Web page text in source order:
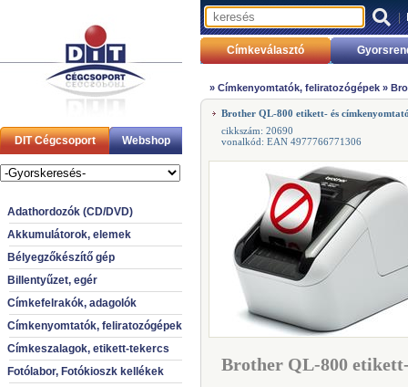
DIT Cégcsoport Webshop
Adathordozók (CD/DVD)
Akkumulátorok, elemek
Bélyegzőkészítő gép
Billentyűzet, egér
Címkefelrakók, adagolók
Címkenyomtatók, feliratozógépek
Címkeszalagok, etikett-tekercs
Fotólabor, Fotókioszk kellékek
|
Címkeválasztó
» Címkenyomtatók, feliratozógépek »
Brother QL-800 etikett- és
cikkszám: 20690
vonalkód: EAN 4977766771306
Brother QL-800